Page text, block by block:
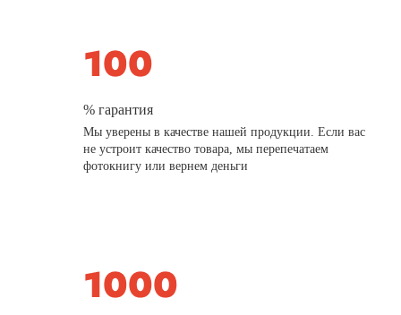
% гарантия
Мы уверены в качестве нашей продукции. Если вас
не устроит качество товара, мы перепечатаем
фотокнигу или вернем деньги